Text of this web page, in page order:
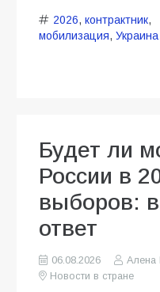
2026, контрактник,
мобилизация, Украина
Будет ли
России в
выборов:
ответ
06.08.2026
Алена
Новости в стране